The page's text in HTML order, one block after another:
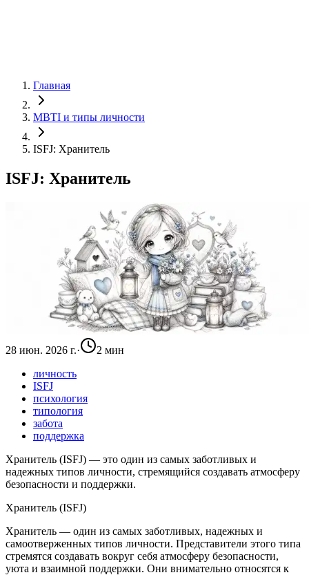
Главная
MBTI и типы личности
ISFJ: Хранитель
ISFJ: Хранитель
28 июн. 2026 г.·
2 мин
личность
ISFJ
психология
типология
забота
поддержка
Хранитель (ISFJ) — это один из самых заботливых и
надежных типов личности, стремящийся создавать атмосферу
безопасности и поддержки.
Хранитель (ISFJ)
Хранитель — один из самых заботливых, надежных и
самоотверженных типов личности. Представители этого типа
стремятся создавать вокруг себя атмосферу безопасности,
уюта и взаимной поддержки. Они внимательно относятся к